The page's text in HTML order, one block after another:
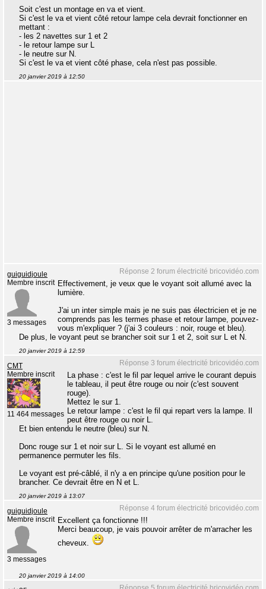
Soit c'est un montage en va et vient.
Si c'est le va et vient côté retour lampe cela devrait fonctionner en
mettant :
- les 2 navettes sur 1 et 2
- le retour lampe sur L
- le neutre sur N.
Si c'est le va et vient côté phase, cela n'est pas possible.
20 janvier 2019 à 12:50
Réponse 2 forum électricité bricovidéo.com
guiguidjoule
Membre inscrit
3 messages
Effectivement, je veux que le voyant soit allumé avec la
lumière.
J'ai un inter simple mais je ne suis pas électricien et je ne
comprends pas les termes phase et retour lampe, pouvez-
vous m'expliquer ? (j'ai 3 couleurs : noir, rouge et bleu).
De plus, le voyant peut se brancher soit sur 1 et 2, soit sur L et N.
20 janvier 2019 à 12:59
Réponse 3 forum électricité bricovidéo.com
CMT
Membre inscrit
11 464 messages
La phase : c'est le fil par lequel arrive le courant depuis
le tableau, il peut être rouge ou noir (c'est souvent
rouge).
Mettez le sur 1.
Le retour lampe : c'est le fil qui repart vers la lampe. Il
peut être rouge ou noir L.
Et bien entendu le neutre (bleu) sur N.
Donc rouge sur 1 et noir sur L. Si le voyant est allumé en
permanence permuter les fils.
Le voyant est pré-câblé, il n'y a en principe qu'une position pour le
brancher. Ce devrait être en N et L.
20 janvier 2019 à 13:07
Réponse 4 forum électricité bricovidéo.com
guiguidjoule
Membre inscrit
3 messages
Excellent ça fonctionne !!!
Merci beaucoup, je vais pouvoir arrêter de m'arracher les
cheveux.
20 janvier 2019 à 14:00